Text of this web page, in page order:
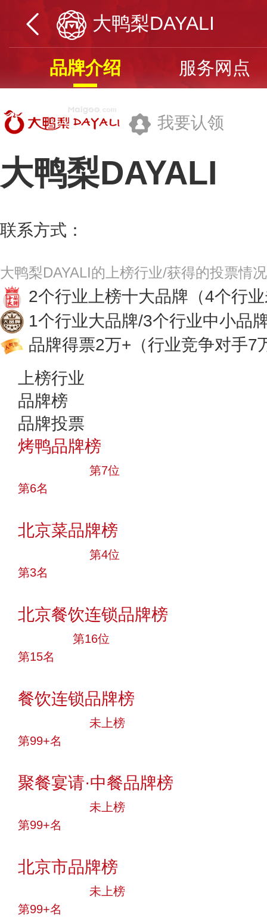
大鸭梨DAYALI
品牌介绍 服务网点
我要认领
大鸭梨DAYALI
联系方式：
大鸭梨DAYALI的上榜行业/获得的投票情
2个行业上榜十大品牌 （4个行
1个行业大品牌/3个行业中小品
品牌得票2万+ （行业竞争对手7
上榜行业
品牌榜
品牌投票
烤鸭品牌榜
第7位
第6名
北京菜品牌榜
第4位
第3名
北京餐饮连锁品牌榜
第16位
第15名
餐饮连锁品牌榜
未上榜
第99+名
聚餐宴请·中餐品牌榜
未上榜
第99+名
北京市品牌榜
未上榜
第99+名